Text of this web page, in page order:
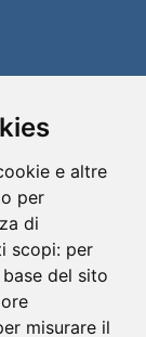
e altre
per
di
scopi: per
del sito
misurare il
reserved.